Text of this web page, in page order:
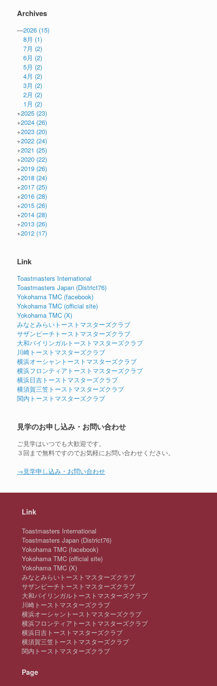
Archives
—2026 (15)
8月 (1)
7月 (2)
6月 (2)
5月 (2)
4月 (2)
3月 (2)
2月 (2)
1月 (2)
+2025 (23)
+2024 (26)
+2023 (20)
+2022 (24)
+2021 (25)
+2020 (22)
+2019 (26)
+2018 (24)
+2017 (25)
+2016 (28)
+2015 (26)
+2014 (28)
+2013 (26)
+2012 (17)
Link
Toastmasters International
Toastmasters Japan (District76)
Yokohama TMC (facebook)
Yokohama TMC (official site)
Yokohama TMC (X)
みなとみらいトーストマスターズクラブ
サザンビーチトーストマスターズクラブ
大和バイリンガルトーストマスターズクラブ
川崎トーストマスターズクラブ
横浜オーシャントーストマスターズクラブ
横浜フロンティアトーストマスターズクラブ
横浜日吉トーストマスターズクラブ
横須賀三笠トーストマスターズクラブ
関内トーストマスターズクラブ
見学のお申し込み・お問い合わせ
ご見学はいつでも大歓迎です。
３回まで無料ですのでお気軽にお問い合わせください。
→見学申し込み・お問い合わせ
Link
Toastmasters International
Toastmasters Japan (District76)
Yokohama TMC (facebook)
Yokohama TMC (official site)
Yokohama TMC (X)
みなとみらいトーストマスターズクラブ
サザンビーチトーストマスターズクラブ
大和バイリンガルトーストマスターズクラブ
川崎トーストマスターズクラブ
横浜オーシャントーストマスターズクラブ
横浜フロンティアトーストマスターズクラブ
横浜日吉トーストマスターズクラブ
横須賀三笠トーストマスターズクラブ
関内トーストマスターズクラブ
Page